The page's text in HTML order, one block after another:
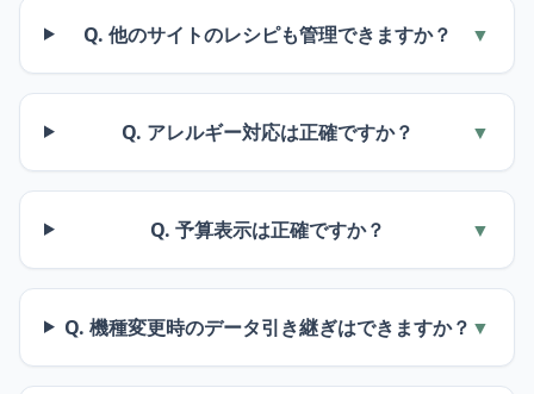
Q. 他のサイトのレシピも管理できますか？ ▼
Q. アレルギー対応は正確ですか？ ▼
Q. 予算表示は正確ですか？ ▼
Q. 機種変更時のデータ引き継ぎはできますか？ ▼